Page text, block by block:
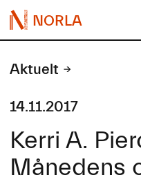
NORLA
Aktuelt
14.11.2017
Kerri A.
Månedens